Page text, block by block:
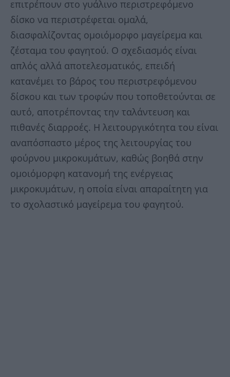
επιτρέπουν στο γυάλινο περιστρεφόμενο
δίσκο να περιστρέφεται ομαλά,
διασφαλίζοντας ομοιόμορφο μαγείρεμα και
ζέσταμα του φαγητού. Ο σχεδιασμός είναι
απλός αλλά αποτελεσματικός, επειδή
κατανέμει το βάρος του περιστρεφόμενου
δίσκου και των τροφών που τοποθετούνται σε
αυτό, αποτρέποντας την ταλάντευση και
πιθανές διαρροές. Η λειτουργικότητα του είναι
αναπόσπαστο μέρος της λειτουργίας του
φούρνου μικροκυμάτων, καθώς βοηθά στην
ομοιόμορφη κατανομή της ενέργειας
μικροκυμάτων, η οποία είναι απαραίτητη για
το σχολαστικό μαγείρεμα του φαγητού.